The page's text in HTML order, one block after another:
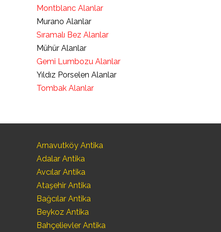
Montblanc Alanlar
Murano Alanlar
Sıramalı Bez Alanlar
Mühür Alanlar
Gemi Lumbozu Alanlar
Yıldız Porselen Alanlar
Tombak Alanlar
Arnavutköy Antika
Adalar Antika
Avcılar Antika
Ataşehir Antika
Bağcılar Antika
Beykoz Antika
Bahçelievler Antika